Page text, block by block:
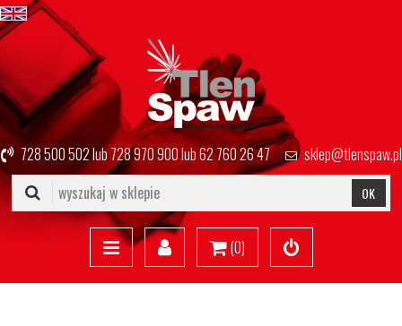
728 500 502lub728 970 900lub62 760 26 47 sklep@tlenspaw.pl
OK
(0)